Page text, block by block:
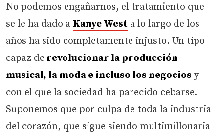
No podemos engañarnos, el tratamiento que
se le ha dado a Kanye West a lo largo de los
años ha sido completamente injusto. Un tipo
capaz de revolucionar la producción
musical, la moda e incluso los negocios y
con el que la sociedad ha parecido cebarse.
Suponemos que por culpa de toda la industria
del corazón, que sigue siendo multimillonaria